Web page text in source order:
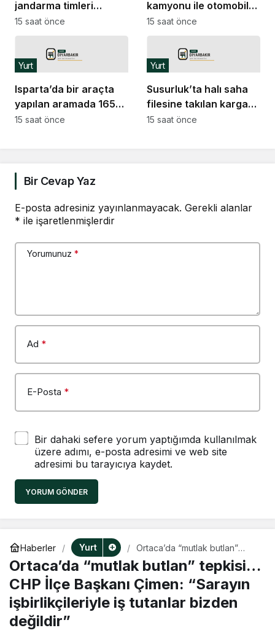
jandarma timleri
devriyede
15 saat önce
kamyonu ile otomobil
çarpıştı: 9 yaralı
15 saat önce
Isparta’da bir araçta
yapılan aramada 165
tabanca ele geçirildi
Yurt
15 saat önce
Susurluk’ta halı saha
filesine takılan kargayı
itfaiye kurtardı
Yurt
15 saat önce
Bir Cevap Yaz
E-posta adresiniz yayınlanmayacak. Gerekli alanlar
* ile işaretlenmişlerdir
Yorumunuz *
Ad *
E-Posta *
Bir dahaki sefere yorum yaptığımda kullanılmak
üzere adımı, e-posta adresimi ve web site
adresimi bu tarayıcıya kaydet.
YORUM GÖNDER
Haberler Yurt
Ortaca’da “mutlak butlan”
tepkisi… CHP İlçe Başkanı
Çimen: “Sarayın işbirlikçileriyle
iş tutanlar bizden değildir”
Ortaca’da “mutlak butlan” tepkisi…
CHP İlçe Başkanı Çimen: “Sarayın
işbirlikçileriyle iş tutanlar bizden
değildir”